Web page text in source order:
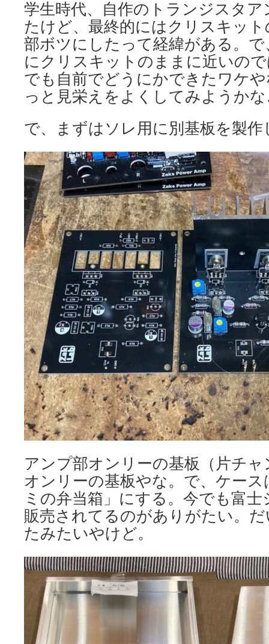
学生時代、自作のトランジスタ
たけど、最終的にはクリスキッ
部ボツにしたって経緯がある。
にクリスキットのままに近いの
でも自前でどうにかできたワケ
っと見栄えをよくしてみようか
で、まずはソレ用に別基板を製作
アンプ部オンリーの基板（片チ
オンリーの基板やな。で、ケー
ミの弁当箱」にする。今でも富
販売されてるのがありがたい。
たみたいやけど。